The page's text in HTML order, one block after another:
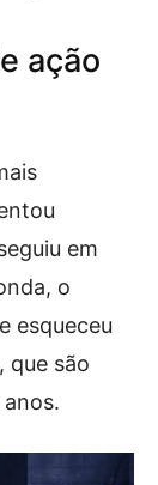
ação
em
o
esqueceu
que são